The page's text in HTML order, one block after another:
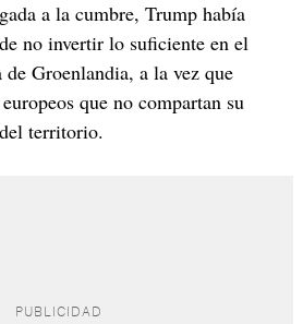
a la cumbre, Trump había
no invertir lo suficiente en el
Groenlandia, a la vez que
que no compartan su
territorio.